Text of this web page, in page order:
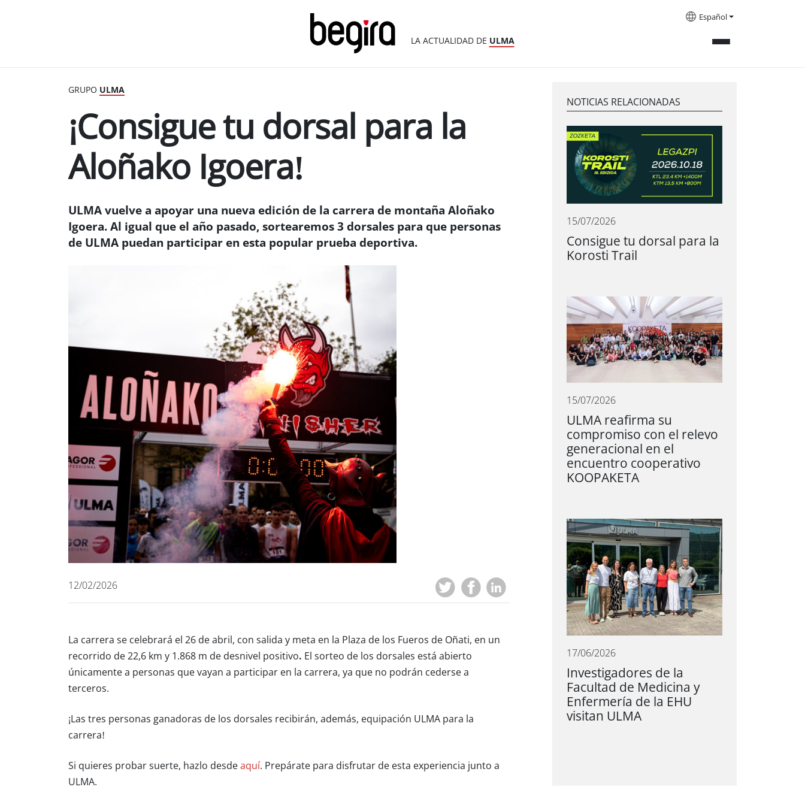
LA ACTUALIDAD DE ULMA
Español
GRUPO ULMA
¡Consigue tu dorsal para la
Aloñako Igoera!
ULMA vuelve a apoyar una nueva edición de la carrera de montaña Aloñako
Igoera. Al igual que el año pasado, sortearemos 3 dorsales para que personas
de ULMA puedan participar en esta popular prueba deportiva.
12/02/2026
La carrera se celebrará el 26 de abril, con salida y meta en la Plaza de los Fueros de Oñati, en un
recorrido de 22,6 km y 1.868 m de desnivel positivo. El sorteo de los dorsales está abierto
únicamente a personas que vayan a participar en la carrera, ya que no podrán cederse a
terceros.
¡Las tres personas ganadoras de los dorsales recibirán, además, equipación ULMA para la
carrera!
Si quieres probar suerte, hazlo desde aquí. Prepárate para disfrutar de esta experiencia junto a
ULMA.
NOTICIAS RELACIONADAS
15/07/2026
Consigue tu dorsal para la
Korosti Trail
15/07/2026
ULMA reafirma su
compromiso con el relevo
generacional en el
encuentro cooperativo
KOOPAKETA
17/06/2026
Investigadores de la
Facultad de Medicina y
Enfermería de la EHU
visitan ULMA